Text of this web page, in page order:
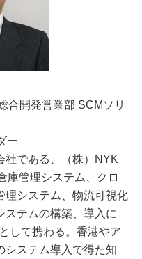
合開発営業部 SCMソリ
ー
社である、（株）NYK
庫管理システム、クロ
理システム、物流可視化
ステムの構築、導入に
して携わる。香港やア
システム導入で得た知